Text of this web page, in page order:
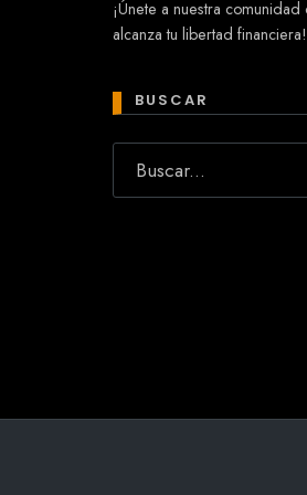
¡Únete a nuestra
alcanza tu libertad financiera!
BUSCAR
En línea
¿Quieres que te ayude a crear
negocio?